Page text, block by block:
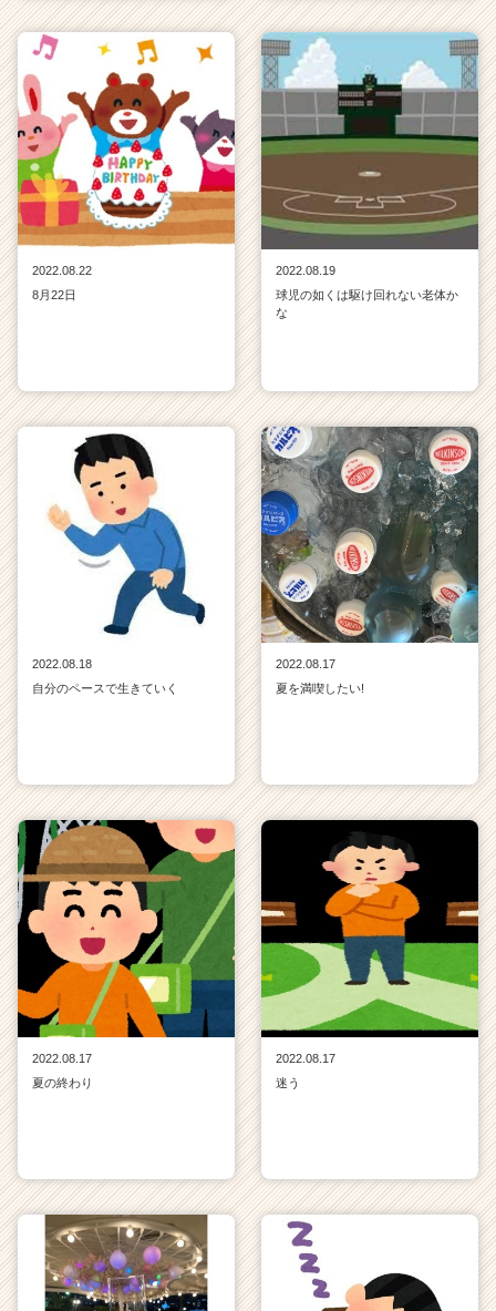
2022.08.22
8月22日
2022.08.19
球児の如くは駆け回れない老体か
な
2022.08.18
自分のペースで生きていく
2022.08.17
夏を満喫したい!
2022.08.17
夏の終わり
2022.08.17
迷う